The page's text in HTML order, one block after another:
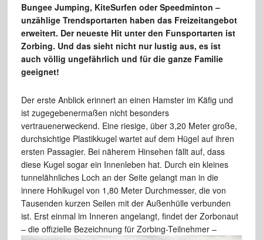
Bungee Jumping, KiteSurfen oder Speedminton –
unzählige Trendsportarten haben das Freizeitangebot
erweitert. Der neueste Hit unter den Funsportarten ist
Zorbing. Und das sieht nicht nur lustig aus, es ist
auch völlig ungefährlich und für die ganze Familie
geeignet!
Der erste Anblick erinnert an einen Hamster im Käfig und
ist zugegebenermaßen nicht besonders
vertrauenerweckend. Eine riesige, über 3,20 Meter große,
durchsichtige Plastikkugel wartet auf dem Hügel auf ihren
ersten Passagier. Bei näherem Hinsehen fällt auf, dass
diese Kugel sogar ein Innenleben hat. Durch ein kleines
tunnelähnliches Loch an der Seite gelangt man in die
innere Hohlkugel von 1,80 Meter Durchmesser, die von
Tausenden kurzen Seilen mit der Außenhülle verbunden
ist. Erst einmal im Inneren angelangt, findet der Zorbonaut
– die offizielle Bezeichnung für Zorbing-Teilnehmer –